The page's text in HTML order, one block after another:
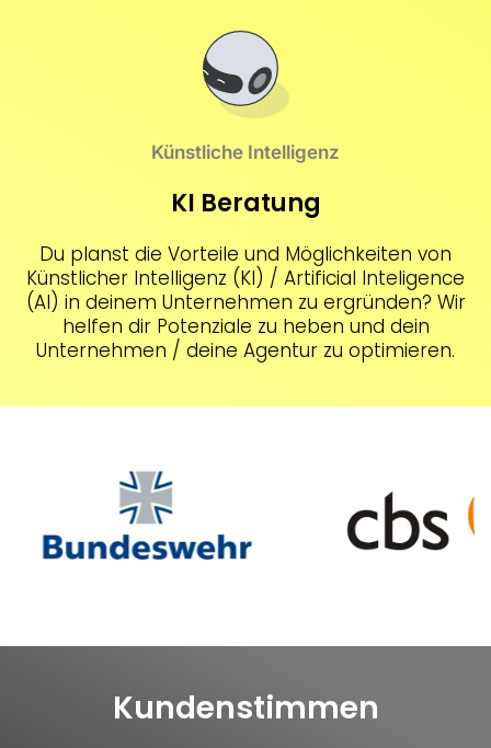
Künstliche Intelligenz
KI Beratung
Du planst die Vorteile und Möglichkeiten von
Künstlicher Intelligenz (KI) / Artificial Inteligence
(AI) in deinem Unternehmen zu ergründen? Wir
helfen dir Potenziale zu heben und dein
Unternehmen / deine Agentur zu optimieren.
Kundenstimmen